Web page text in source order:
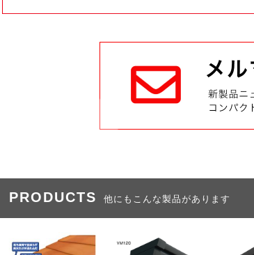
PRODUCTS 他にもこんな製品があります